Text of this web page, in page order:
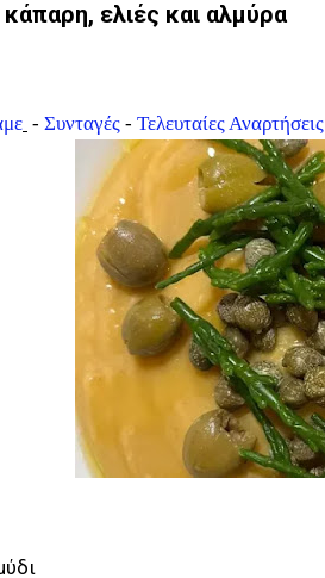
ελιές και αλμύρα
- Συνταγές - Τελευταίες Αναρτήσεις